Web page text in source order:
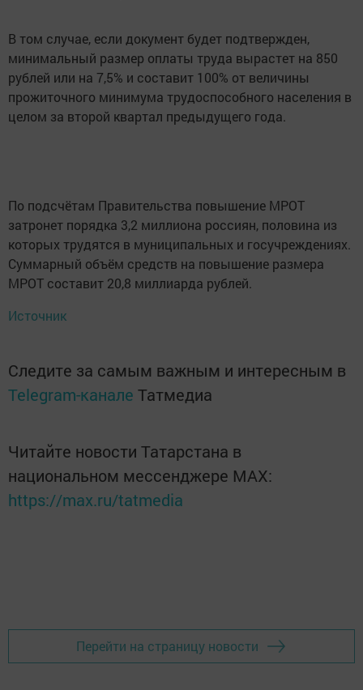
В том случае, если документ будет подтвержден,
минимальный размер оплаты труда вырастет на 850
рублей или на 7,5% и составит 100% от величины
прожиточного минимума трудоспособного населения в
целом за второй квартал предыдущего года.
По подсчётам Правительства повышение МРОТ
затронет порядка 3,2 миллиона россиян, половина из
которых трудятся в муниципальных и госучреждениях.
Суммарный объём средств на повышение размера
МРОТ составит 20,8 миллиарда рублей.
Источник
Следите за самым важным и интересным в
Telegram-канале Татмедиа
Читайте новости Татарстана в
национальном мессенджере MАХ:
https://max.ru/tatmedia
Перейти на страницу новости